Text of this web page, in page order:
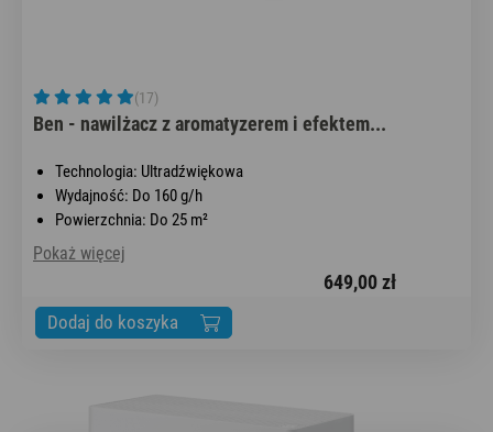
(17)
Ben - nawilżacz z aromatyzerem i efektem...
Technologia: Ultradźwiękowa
Wydajność: Do 160 g/h
Powierzchnia: Do 25 m²
Pokaż więcej
649,00 zł
Dodaj do koszyka